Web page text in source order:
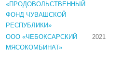
«ПРОДОВОЛЬСТВЕННЫЙ
ФОНД ЧУВАШСКОЙ
РЕСПУБЛИКИ»
ООО «ЧЕБОКСАРСКИЙ
МЯСОКОМБИНАТ»
2021